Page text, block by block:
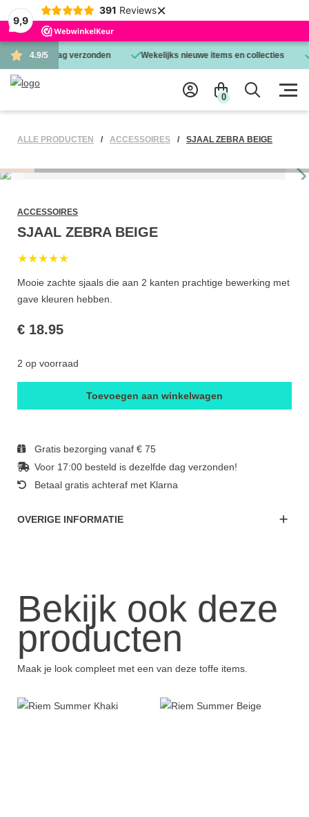
9,9
391 Reviews×
4.9/5
is dezelfde dag verzonden Wekelijks nieuwe items en collecties
0
ALLE PRODUCTEN ACCESSOIRES SJAAL ZEBRA BEIGE
ACCESSOIRES
SJAAL ZEBRA BEIGE
★★★★★
Mooie zachte sjaals die aan 2 kanten prachtige bewerking met
gave kleuren hebben.
€ 18.95
2 op voorraad
Toevoegen aan winkelwagen
Gratis bezorging vanaf € 75
Voor 17:00 besteld is dezelfde dag verzonden!
Betaal gratis achteraf met Klarna
OVERIGE INFORMATIE
Bekijk ook deze
producten
Maak je look compleet met een van deze toffe items.